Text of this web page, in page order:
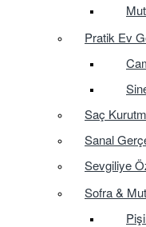
Pratik Ev
Saç
Sanal
Sevgiliye
Sofra &